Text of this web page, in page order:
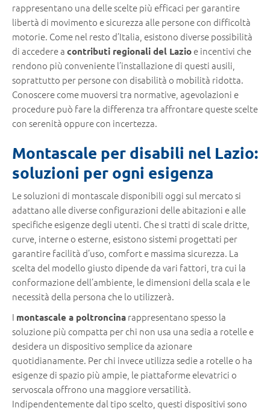
rappresentano una delle scelte più efficaci per garantire
libertà di movimento e sicurezza alle persone con difficoltà
motorie. Come nel resto d’Italia, esistono diverse possibilità
di accedere a contributi regionali del Lazioe incentivi che
rendono più conveniente l’installazione di questi ausili,
soprattutto per persone con disabilità o mobilità ridotta.
Conoscere come muoversi tra normative, agevolazioni e
procedure può fare la differenza tra affrontare queste scelte
con serenità oppure con incertezza.
Montascale per disabili nel Lazio:
soluzioni per ogni esigenza
Le soluzioni di montascale disponibili oggi sul mercato si
adattano alle diverse configurazioni delle abitazioni e alle
specifiche esigenze degli utenti. Che si tratti di scale dritte,
curve, interne o esterne, esistono sistemi progettati per
garantire facilità d’uso, comfort e massima sicurezza. La
scelta del modello giusto dipende da vari fattori, tra cui la
conformazione dell’ambiente, le dimensioni della scala e le
necessità della persona che lo utilizzerà.
I montascale a poltroncina rappresentano spesso la
soluzione più compatta per chi non usa una sedia a rotelle e
desidera un dispositivo semplice da azionare
quotidianamente. Per chi invece utilizza sedie a rotelle o ha
esigenze di spazio più ampie, le piattaforme elevatrici o
servoscala offrono una maggiore versatilità.
Indipendentemente dal tipo scelto, questi dispositivi sono